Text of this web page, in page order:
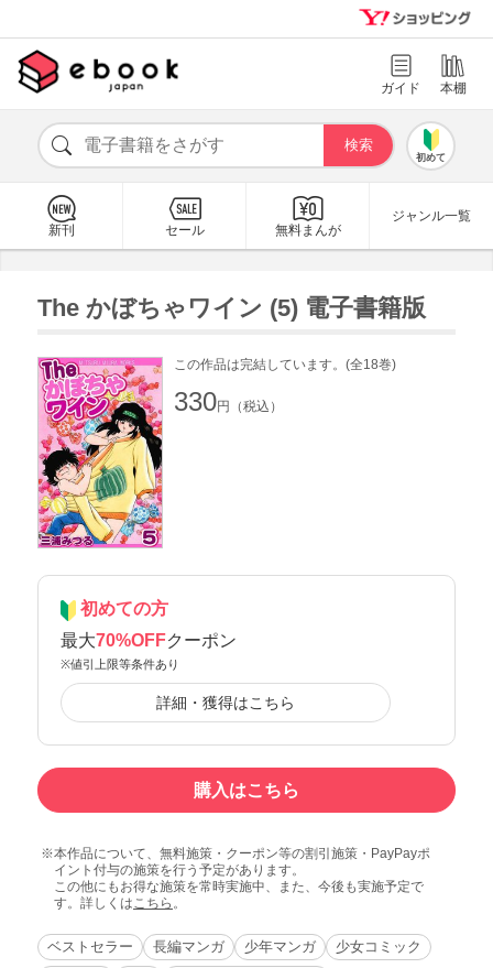
ガイド 本棚
初めて
新刊 セール 無料まんが
ジャンル一覧
The かぼちゃワイン (5) 電子書籍版
この作品は完結しています。(全18巻)
330円（税込）
初めての方
最大70%OFFクーポン
※値引上限等条件あり
詳細・獲得はこちら
購入はこちら
本作品について、無料施策・クーポン等の割引施策・PayPayポ
イント付与の施策を行う予定があります。
この他にもお得な施策を常時実施中、また、今後も実施予定で
す。詳しくは こちら 。
ベストセラー 長編マンガ 少年マンガ
少女コミック